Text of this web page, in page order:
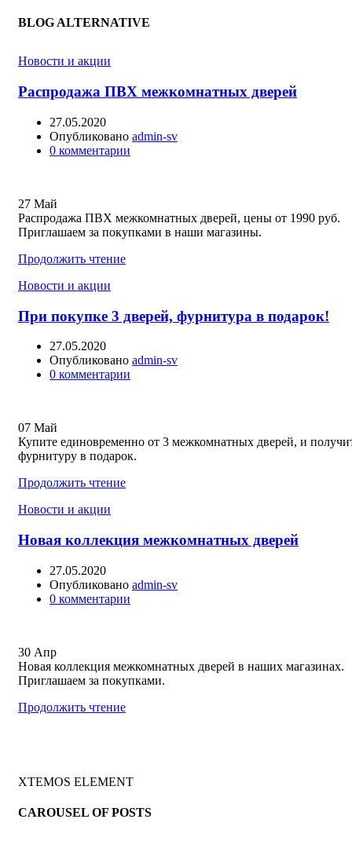
BLOG ALTERNATIVE
Новости и акции
Распродажа ПВХ межкомнатных дверей
27.05.2020
Опубликовано admin-sv
0 комментарии
27 Май
Распродажа ПВХ межкомнатных дверей, цены от 1990 руб.
Приглашаем за покупками в наши магазины.
Продолжить чтение
Новости и акции
При покупке 3 дверей, фурнитура в подарок!
27.05.2020
Опубликовано admin-sv
0 комментарии
07 Май
Купите единовременно от 3 межкомнатных дверей, и
фурнитуру в подарок.
Продолжить чтение
Новости и акции
Новая коллекция межкомнатных дверей
27.05.2020
Опубликовано admin-sv
0 комментарии
30 Апр
Новая коллекция межкомнатных дверей в наших магазинах.
Приглашаем за покупками.
Продолжить чтение
XTEMOS ELEMENT
CAROUSEL OF POSTS